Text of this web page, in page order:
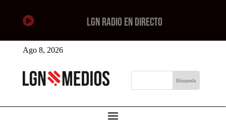
 LGN RADIO EN DIRECTO
Ago 8, 2026